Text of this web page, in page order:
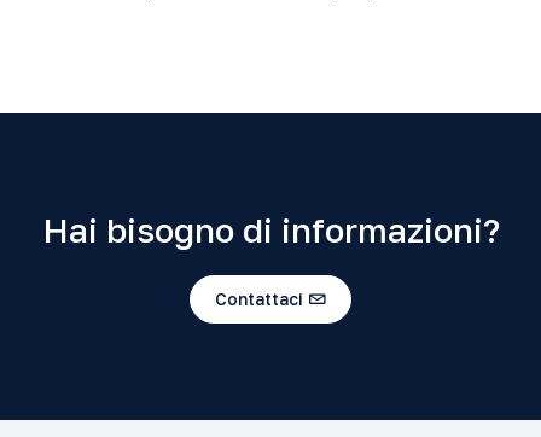
Hai bisogno di informazioni?
Contattaci